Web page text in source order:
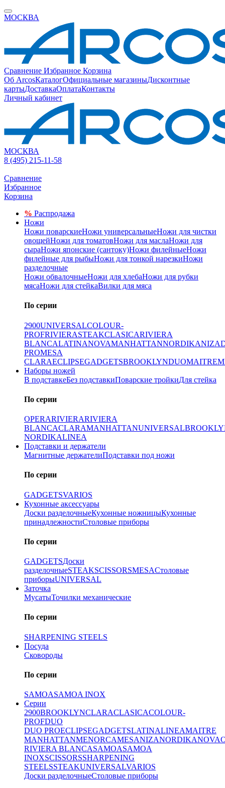
МОСКВА
Сравнение Избранное Корзина
Об ArcosКаталогОфициальные магазиныДисконтные
картыДоставкаОплатаКонтакты
Личный кабинет
МОСКВА
8 (495) 215-11-58
Сравнение
Избранное
Корзина
% Распродажа
Ножи
Ножи поварскиеНожи универсальныеНожи для чистки
овощейНожи для томатовНожи для маслаНожи для
сыраНожи японские (сантоку)Ножи филейныеНожи
филейные для рыбыНожи для тонкой нарезкиНожи
разделочные
Ножи обвалочныеНожи для хлебаНожи для рубки
мясаНожи для стейкаВилки для мяса
По серии
2900UNIVERSALCOLOUR-
PROFRIVIERASTEAKCLASICARIVIERA
BLANCALATINANOVAMANHATTANNORDIKANIZA
PROMESA
CLARAECLIPSEGADGETSBROOKLYNDUOMAITRE
Наборы ножей
В подставкеБез подставкиПоварские тройкиДля стейка
По серии
OPERARIVIERARIVIERA
BLANCACLARAMANHATTANUNIVERSAL
NORDIKALINEA
Подставки и держатели
Магнитные держателиПодставки под ножи
По серии
GADGETSVARIOS
Кухонные аксессуары
Доски разделочныеКухонные ножницыКухонные
принадлежностиСтоловые приборы
По серии
GADGETSДоски
разделочныеSTEAKSCISSORSMESAСтоловые
приборыUNIVERSAL
Заточка
МусатыТочилки механические
По серии
SHARPENING STEELS
Посуда
Сковороды
По серии
SAMOASAMOA INOX
Серии
2900BROOKLYNCLARACLASICACOLOUR-
PROFDUO
DUO PROECLIPSEGADGETSLATINALINEAMAITRE
MANHATTANMENORCAMESANIZANORDIKANOVA
RIVIERA BLANCASAMOASAMOA
INOXSCISSORSSHARPENING
STEELSSTEAKUNIVERSALVARIOS
Доски разделочныеСтоловые приборы